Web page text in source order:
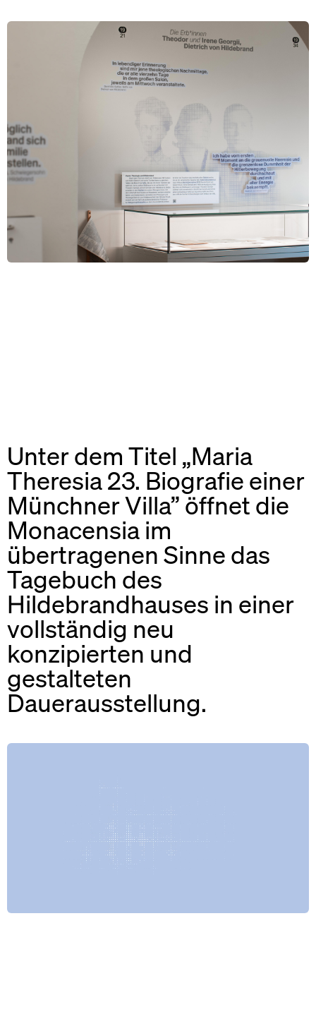
Unter dem Titel „Maria
Theresia 23. Biografie einer
Münchner Villa” öffnet die
Monacensia im
übertragenen Sinne das
Tagebuch des
Hildebrandhauses in einer
vollständig neu
konzipierten und
gestalteten
Dauerausstellung.